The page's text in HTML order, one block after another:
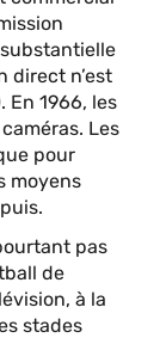
direct n’est
En 1966, les
Les
pour
moyens
pas
de
à la
stades